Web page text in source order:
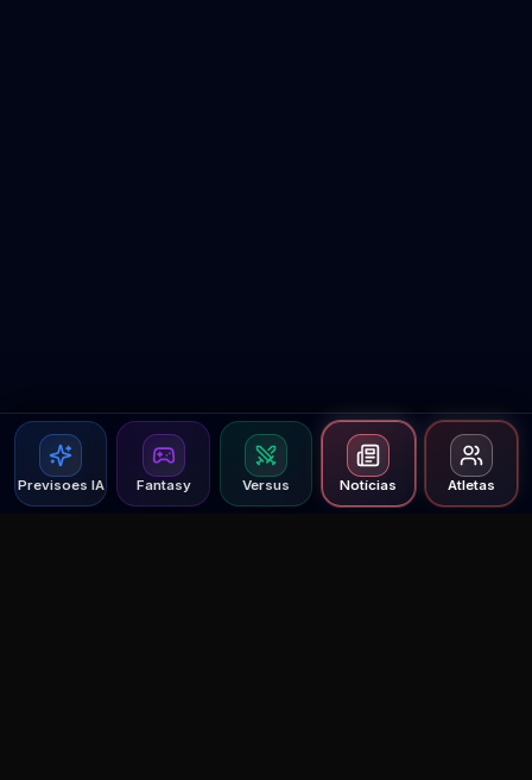
Previsoes IA Fantasy Versus Notícias Atletas